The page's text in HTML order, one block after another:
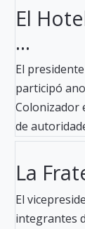
El
...
El
participó
Colonizador
de
La
El
integrantes